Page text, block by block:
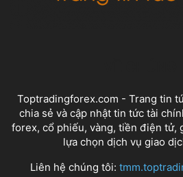
Toptradingforex.com - Trang tin
chia sẻ và cập nhật tin tức tài
forex, cổ phiếu, vàng, tiền điện tử,
lựa chọn dịch vụ giao
Liên hệ chúng tôi: